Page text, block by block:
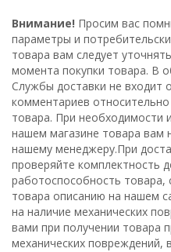
Внимание! Просим вас
параметры и
товара вам следует
момента покупки товара. В
Службы доставки не входит
комментариев
товара. При необходимости
нашем магазине товара
нашему менеджеру.При
проверяйте комплектность
работоспособность товара,
товара описанию на нашем
на наличие механических
вами при получении товара
механических